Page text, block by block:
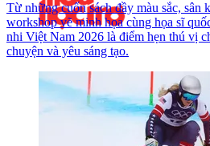
Từ những cuốn sách đầy màu sắc, sân
workshop vẽ minh họa cùng họa sĩ
nhi Việt Nam 2026 là điểm hẹn thú vị
chuyện và yêu sáng tạo.